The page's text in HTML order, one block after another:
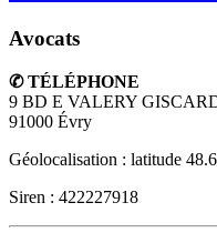
Avocats
✆ TÉLÉPHONE
9 BD E VALERY
91000 Évry
Géolocalisation : latitude
Siren : 422227918